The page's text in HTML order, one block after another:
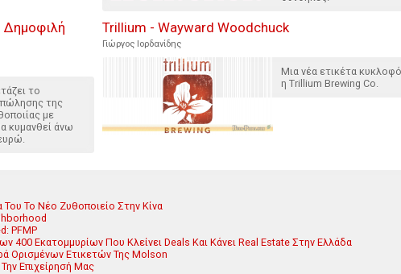
Δημοφιλή
το
της
με
κυμανθεί άνω
Trillium - Wayward Woodchuck
Γιώργος Ιορδανίδης
Μια νέα ετικέτα
η Trillium Brewing Co.
Του Το Νέο Ζυθοποιείο Στην Κίνα
PFMP
400 Εκατομμυρίων Που Κλείνει Deals Και Κάνει Real Estate Στην Ελλάδα
Ορισμένων Ετικετών Της Molson
Επιχείρησή Μας